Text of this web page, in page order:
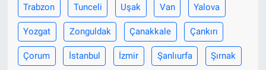
Trabzon Tunceli Uşak Van Yalova
Yozgat Zonguldak Çanakkale Çankırı
Çorum İstanbul İzmir Şanlıurfa Şırnak